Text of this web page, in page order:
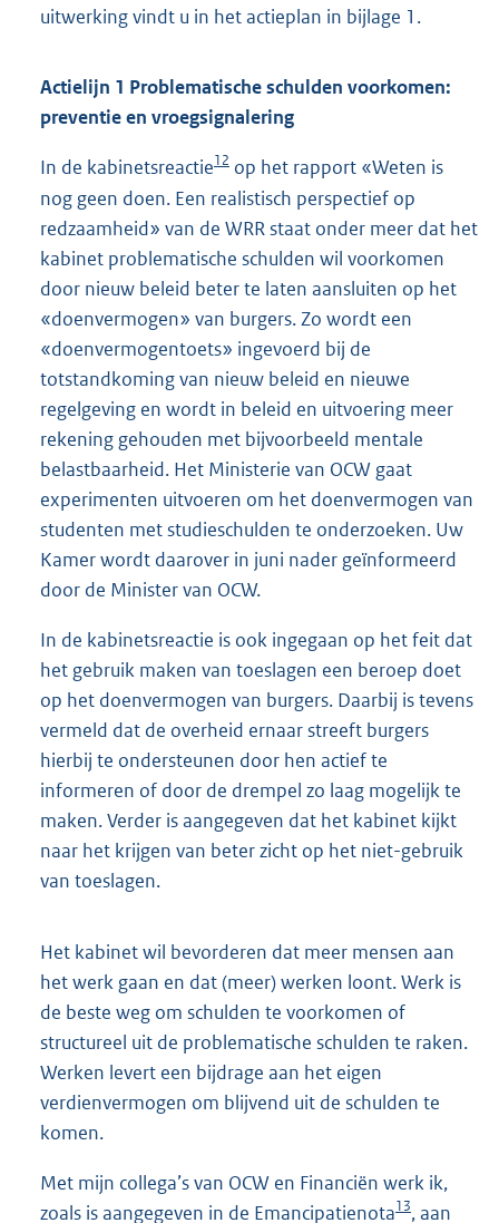
uitwerking vindt u in het actieplan in bijlage 1.
Actielijn 1 Problematische schulden voorkomen:
preventie en vroegsignalering
In de kabinetsreactie12 op het rapport «Weten is
nog geen doen. Een realistisch perspectief op
redzaamheid» van de WRR staat onder meer dat het
kabinet problematische schulden wil voorkomen
door nieuw beleid beter te laten aansluiten op het
«doenvermogen» van burgers. Zo wordt een
«doenvermogentoets» ingevoerd bij de
totstandkoming van nieuw beleid en nieuwe
regelgeving en wordt in beleid en uitvoering meer
rekening gehouden met bijvoorbeeld mentale
belastbaarheid. Het Ministerie van OCW gaat
experimenten uitvoeren om het doenvermogen van
studenten met studieschulden te onderzoeken. Uw
Kamer wordt daarover in juni nader geïnformeerd
door de Minister van OCW.
In de kabinetsreactie is ook ingegaan op het feit dat
het gebruik maken van toeslagen een beroep doet
op het doenvermogen van burgers. Daarbij is tevens
vermeld dat de overheid ernaar streeft burgers
hierbij te ondersteunen door hen actief te
informeren of door de drempel zo laag mogelijk te
maken. Verder is aangegeven dat het kabinet kijkt
naar het krijgen van beter zicht op het niet-gebruik
van toeslagen.
Het kabinet wil bevorderen dat meer mensen aan
het werk gaan en dat (meer) werken loont. Werk is
de beste weg om schulden te voorkomen of
structureel uit de problematische schulden te raken.
Werken levert een bijdrage aan het eigen
verdienvermogen om blijvend uit de schulden te
komen.
Met mijn collega’s van OCW en Financiën werk ik,
zoals is aangegeven in de Emancipatienota13, aan